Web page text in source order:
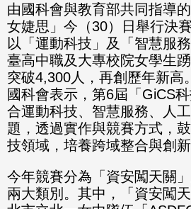
由國科會與教育部共同指導
女婕思」今（30）日舉行決
以「運動科技」及「智慧服
臺高中職及大專校院女學生
突破4,300人，再創歷年新高。
國科會表示，第6屆「GiCS
合運動科技、智慧服務、人
題，透過實作與競賽方式，
技領域，培養跨域整合與創新
今年競賽分為「資安闖天關
兩大類別。其中，「資安闖